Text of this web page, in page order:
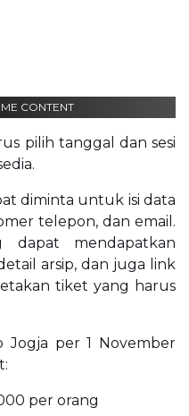
CONTENT
pilih tanggal dan sesi
diminta untuk isi data
telepon, dan email.
dapat mendapatkan
arsip, dan juga link
tiket yang harus
Jogja per 1 November
per orang